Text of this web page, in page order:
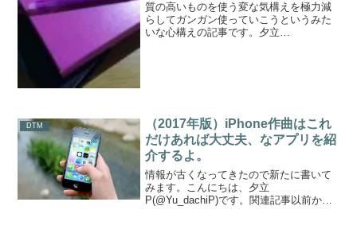
質の高いものを使う変な気構えを極力減
らしてガンガン使っていこうというみた
いな心構えの記事です。夕立
DTM
（2017年版）iPhone作曲はこれ
だけあれば大丈夫、なアプリを紹
介するよ。
情報が古くなってきたので新たに書いて
みます。こんにちは、夕立
P(@Yu_dachiP)です。関連記事以前から